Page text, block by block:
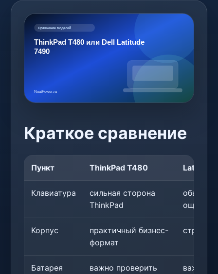
Краткое сравнение
Пункт ThinkPad T480 Latitude
Клавиатура
сильная сторона
ThinkPad
обычно
Корпус
практичный бизнес-
формат
строгий
Батарея
важно проверить
важно